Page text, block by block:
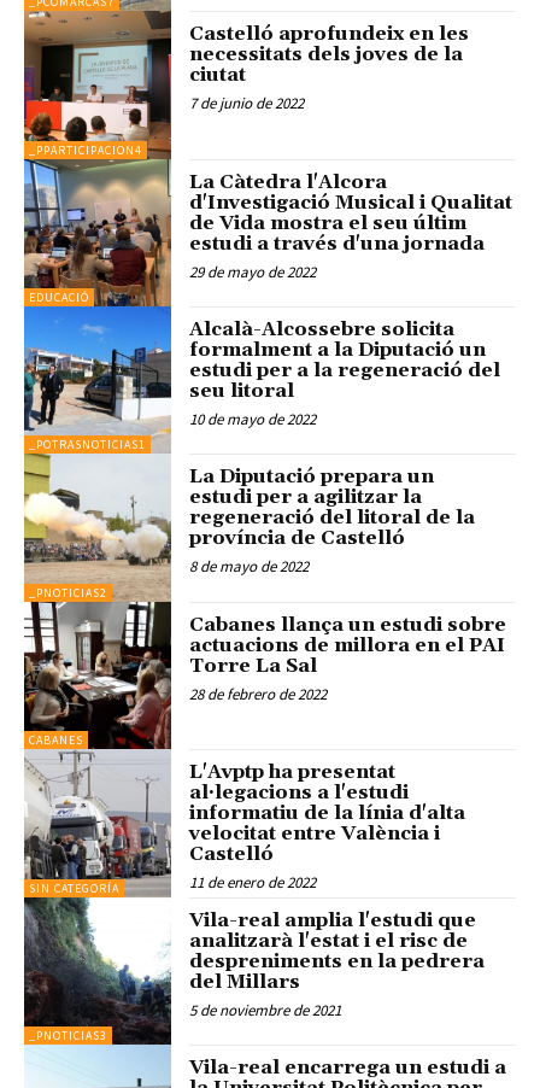
_PPARTICIPACION4
Castelló aprofundeix en les
necessitats dels joves de la
ciutat
7 de junio de 2022
EDUCACIÓ
La Càtedra l'Alcora
d'Investigació Musical i Qualitat
de Vida mostra el seu últim
estudi a través d'una jornada
29 de mayo de 2022
_POTRASNOTICIAS1
Alcalà-Alcossebre solicita
formalment a la Diputació un
estudi per a la regeneració del
seu litoral
10 de mayo de 2022
_PNOTICIAS2
La Diputació prepara un
estudi per a agilitzar la
regeneració del litoral de la
província de Castelló
8 de mayo de 2022
CABANES
Cabanes llança un estudi sobre
actuacions de millora en el PAI
Torre La Sal
28 de febrero de 2022
SIN CATEGORÍA
L'Avptp ha presentat
al·legacions a l'estudi
informatiu de la línia d'alta
velocitat entre València i
Castelló
11 de enero de 2022
_PNOTICIAS3
Vila-real amplia l'estudi que
analitzarà l'estat i el risc de
despreniments en la pedrera
del Millars
5 de noviembre de 2021
Vila-real encarrega un estudi a